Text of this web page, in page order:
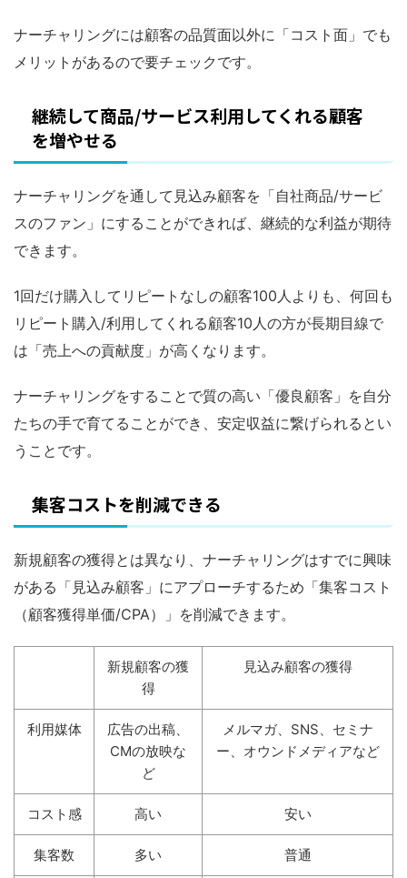
ナーチャリングには顧客の品質面以外に「コスト面」でも
メリットがあるので要チェックです。
継続して商品/サービス利用してくれる顧客
を増やせる
ナーチャリングを通して見込み顧客を「自社商品/サービ
スのファン」にすることができれば、継続的な利益が期待
できます。
1回だけ購入してリピートなしの顧客100人よりも、何回も
リピート購入/利用してくれる顧客10人の方が長期目線で
は「売上への貢献度」が高くなります。
ナーチャリングをすることで質の高い「優良顧客」を自分
たちの手で育てることができ、安定収益に繋げられるとい
うことです。
集客コストを削減できる
新規顧客の獲得とは異なり、ナーチャリングはすでに興味
がある「見込み顧客」にアプローチするため「集客コスト
（顧客獲得単価/CPA）」を削減できます。
新規顧客の獲
得
見込み顧客の獲得
利用媒体
広告の出稿、
CMの放映な
ど
メルマガ、SNS、セミナ
ー、オウンドメディアなど
コスト感 高い 安い
集客数 多い 普通